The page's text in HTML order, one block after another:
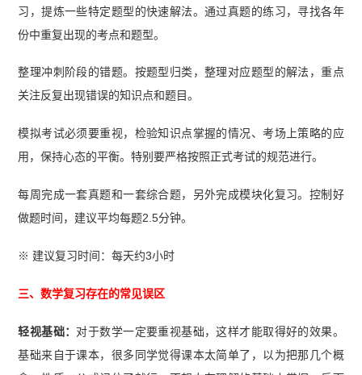
习，提炼一些特定题型的快速解法。通过真题的练习，寻找各年
份中重复出现的考点和题型。
整理冲刺阶段的错题。按题型归类，整理对应题型的解法，重点
关注反复出现错误的知识点和题目。
模拟考试必须要重视，检验知识点掌握的情况、考场上策略的应
用，保持心态的平衡。特别要严格按照正式考试的规范进行。
每周完成一套真题和一套综合题，另外完成模块化复习。控制好
做题时间，建议平均每题2.5分钟。
※ 建议复习时间：每天约3小时
三、数学复习存在的常见误区
轻视基础： 对于数学一定要重视基础，这样才能取得好的效果。
基础来自于课本，很多同学觉得课本太简单了，以为把那几个概